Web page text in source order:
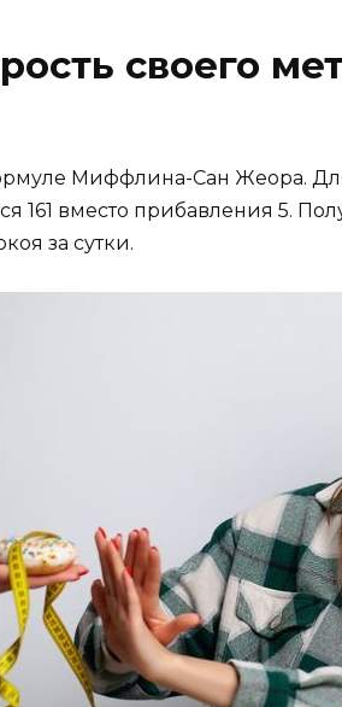
своего
Миффлина-Сан Жеора. Для
161 вместо прибавления 5.
за сутки.